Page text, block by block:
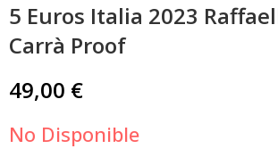
5 Euros Italia 2023
Carrà Proof
5
49,00 €
No Disponible